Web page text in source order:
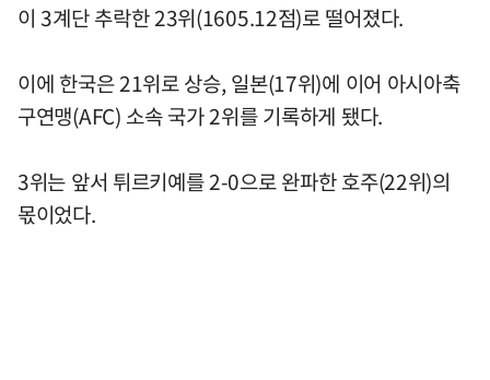
이 3계단 추락한 23위(1605.12점)로 떨어졌다.
이에 한국은 21위로 상승, 일본(17위)에 이어 아시아축
구연맹(AFC) 소속 국가 2위를 기록하게 됐다.
3위는 앞서 튀르키예를 2-0으로 완파한 호주(22위)의
몫이었다.